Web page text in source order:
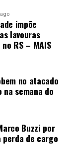
do prof. Dr.
doutor em
Paris-França,
mercado da
impõe
lavouras
RS – MAIS
no atacado
na semana do
Buzzi por
de cargo